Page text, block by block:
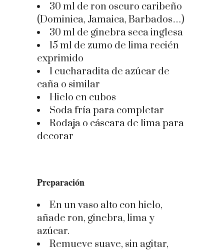
30 ml de ron oscuro caribeño
(Dominica, Jamaica, Barbados…)
30 ml de ginebra seca inglesa
15 ml de zumo de lima recién
exprimido
1 cucharadita de azúcar de
caña o similar
Hielo en cubos
Soda fría para completar
Rodaja o cáscara de lima para
decorar
Preparación
En un vaso alto con hielo,
añade ron, ginebra, lima y
azúcar.
Remueve suave, sin agitar,